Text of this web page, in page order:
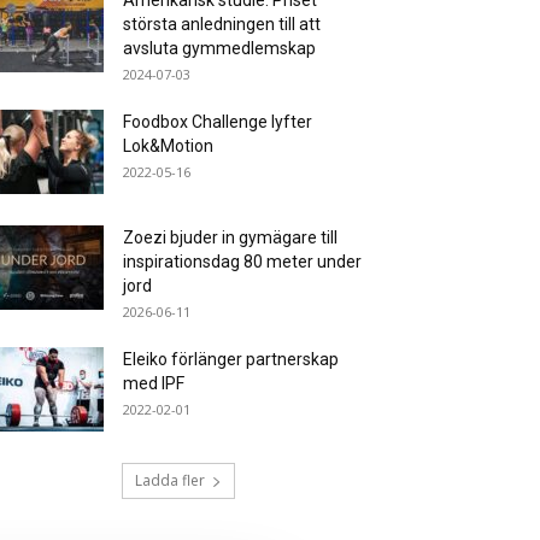
största anledningen till att
avsluta gymmedlemskap
2024-07-03
Foodbox Challenge lyfter
Lok&Motion
2022-05-16
Zoezi bjuder in gymägare till
inspirationsdag 80 meter under
jord
2026-06-11
Eleiko förlänger partnerskap
med IPF
2022-02-01
Ladda fler